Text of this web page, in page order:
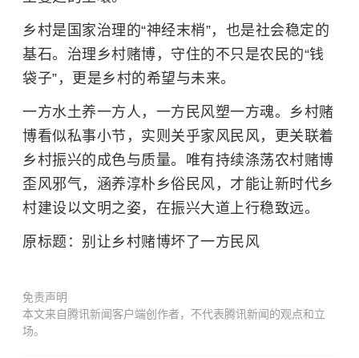
乡村是国家治理的“神经末梢”，也是社会稳定的
基石。治理乡村赌博，守住的不只是农民的“钱
袋子”，更是乡村的希望与未来。
一方水土养一方人，一方民风塑一方魂。乡村赌
博看似私事小节，实则关乎家风民风，更关联着
乡村振兴的成色与质量。唯有持续涤荡农村赌博
歪风邪气，涵养淳朴乡俗民风，才能让新时代乡
村建设以文明之姿，在振兴大道上行稳致远。
原标题： 别让乡村赌博坏了一方民风
免责声明
本文来自腾讯新闻客户端创作者，不代表腾讯新闻的观点和立
场。